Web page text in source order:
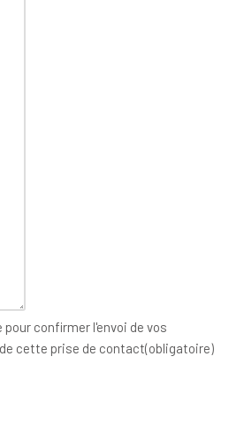
pour confirmer l'envoi de vos
cette prise de contact(obligatoire)